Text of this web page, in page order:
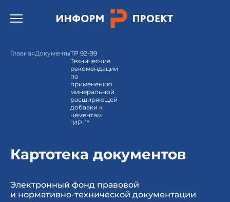
Открыть бургер меню.
ГлавнаяДокументыТР 92-99
Технические
рекомендации
по
применению
минеральной
расширяющей
добавки к
цементам
"ИР-1"
Картотека документов
Электронный фонд правовой
и нормативно-технической документации